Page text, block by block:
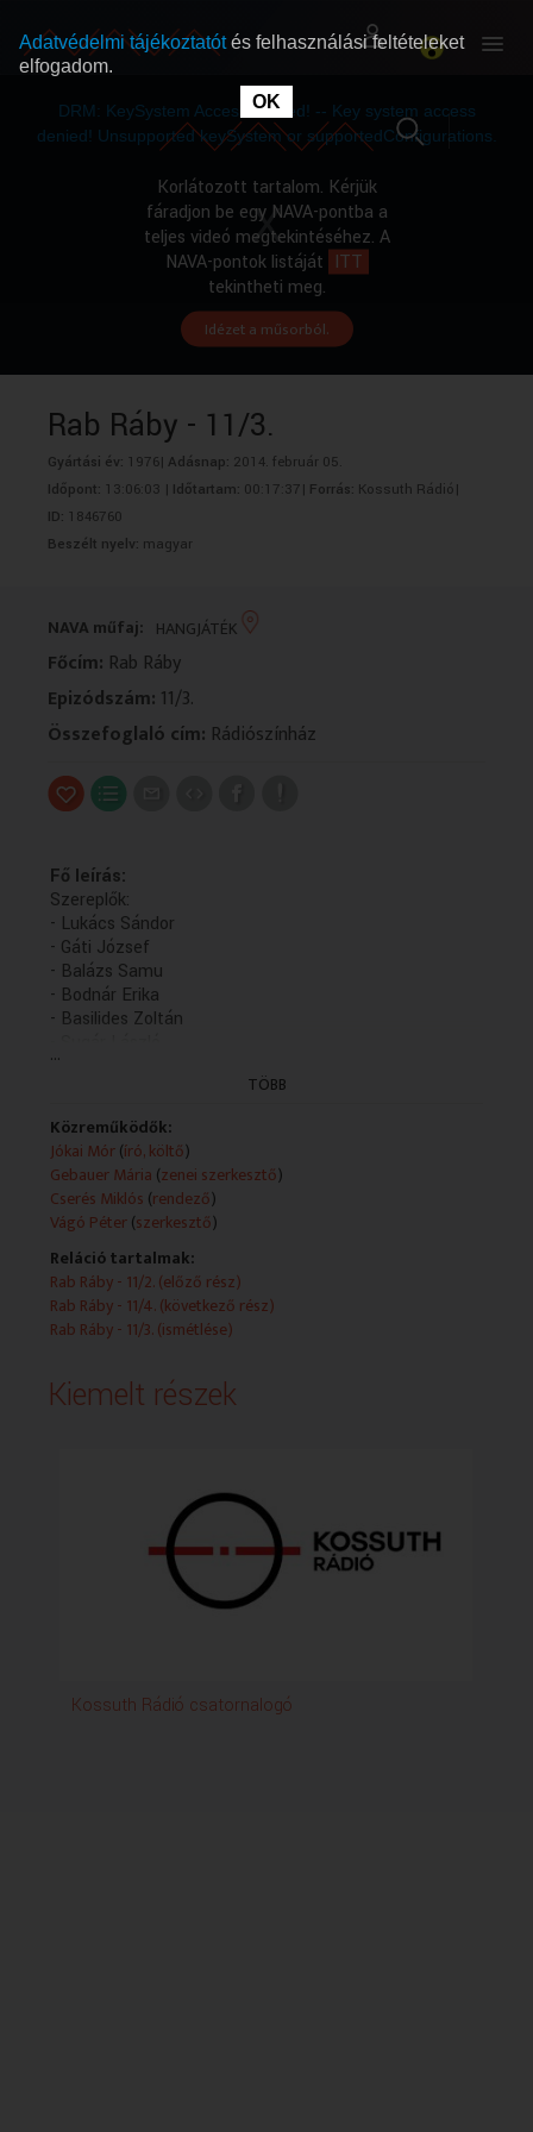
RÓLUNK
OKTATÁS
RÓLUNK
OKTATÁS
DRM: KeySystem Access Denied! -- Key system access
denied! Unsupported keySystem or supportedConfigurations.
Korlátozott tartalom. Kérjük
fáradjon be egy NAVA-pontba a
teljes videó megtekintéséhez. A
NAVA-pontok listáját ITT
tekintheti meg.
Idézet a műsorból.
Rab Ráby - 11/3.
Gyártási év: 1976| Adásnap: 2014. február 05.
Időpont: 13:06:03 | Időtartam: 00:17:37| Forrás: Kossuth Rádió|
ID: 1846760
Beszélt nyelv: magyar
NAVA műfaj: HANGJÁTÉK
Főcím: Rab Ráby
Epizódszám: 11/3.
Összefoglaló cím: Rádiószínház
Fő leírás:
Szereplők:
- Lukács Sándor
- Gáti József
- Balázs Samu
- Bodnár Erika
- Basilides Zoltán
Műsorszolgáltatói ismertető:
Lipták Gábor
Szereplők:
Ráby Mátyás - Lukács Sándor, Leányfalvy
postamester - Gáti József, Tárhalmy, vármegyei
főjegyző - Balázs Samu, Mariska, a leánya -
Közreműködik: Basilides Zoltán és Sugár László
Szerkesztő: Vágó Péter
Zenei szerkesztő: Gebauer Mária
Rendező: Cserés Miklós dr. (1976)
(Gyártás dátuma: 1976 - Átj.: 1999.06.16 - Első adás: K
1999.11.03 - idöpont: 11.35
...
TÖBB
Közreműködők:
Jókai Mór(író, költő)
Gebauer Mária (zenei szerkesztő)
Cserés Miklós (rendező)
Vágó Péter(szerkesztő)
Reláció tartalmak:
Rab Ráby - 11/2. (előző rész)
Rab Ráby - 11/4. (következő rész)
Rab Ráby - 11/3. (ismétlése)
Kiemelt részek
Kossuth Rádió csatornalogó
Adatvédelmi tájékoztatótés felhasználási feltételeket
elfogadom.
OK